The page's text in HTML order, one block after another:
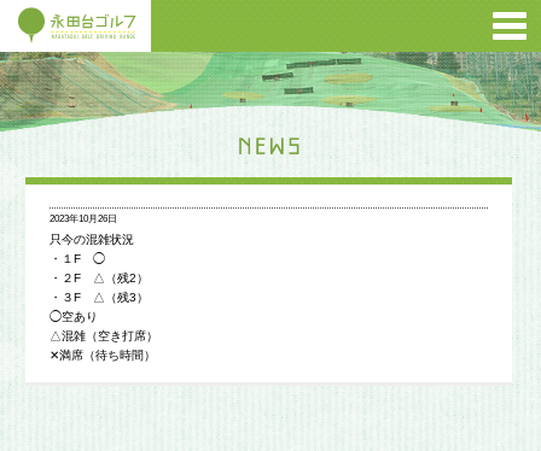
2023年10月26日
只今の混雑状況
・１F ◯
・２F △（残2）
・３F △（残3）
◯空あり
△混雑（空き打席）
✕満席（待ち時間）